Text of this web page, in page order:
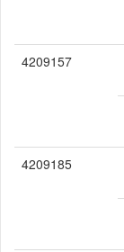
4209157
4209185